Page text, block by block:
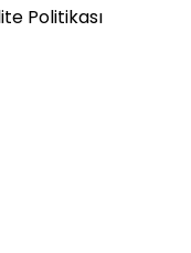
Politikası